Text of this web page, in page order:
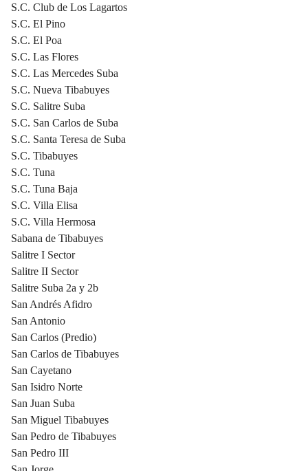
S.C. Club de Los Lagartos
S.C. El Pino
S.C. El Poa
S.C. Las Flores
S.C. Las Mercedes Suba
S.C. Nueva Tibabuyes
S.C. Salitre Suba
S.C. San Carlos de Suba
S.C. Santa Teresa de Suba
S.C. Tibabuyes
S.C. Tuna
S.C. Tuna Baja
S.C. Villa Elisa
S.C. Villa Hermosa
Sabana de Tibabuyes
Salitre I Sector
Salitre II Sector
Salitre Suba 2a y 2b
San Andrés Afidro
San Antonio
San Carlos (Predio)
San Carlos de Tibabuyes
San Cayetano
San Isidro Norte
San Juan Suba
San Miguel Tibabuyes
San Pedro de Tibabuyes
San Pedro III